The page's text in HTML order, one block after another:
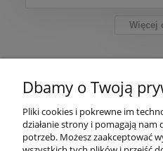
Więcej
Moje
Płatności
Dbamy o Twoją
Pliki cookies i pokrewne im
działanie strony i pomagają
potrzeb. Możesz zaakceptować